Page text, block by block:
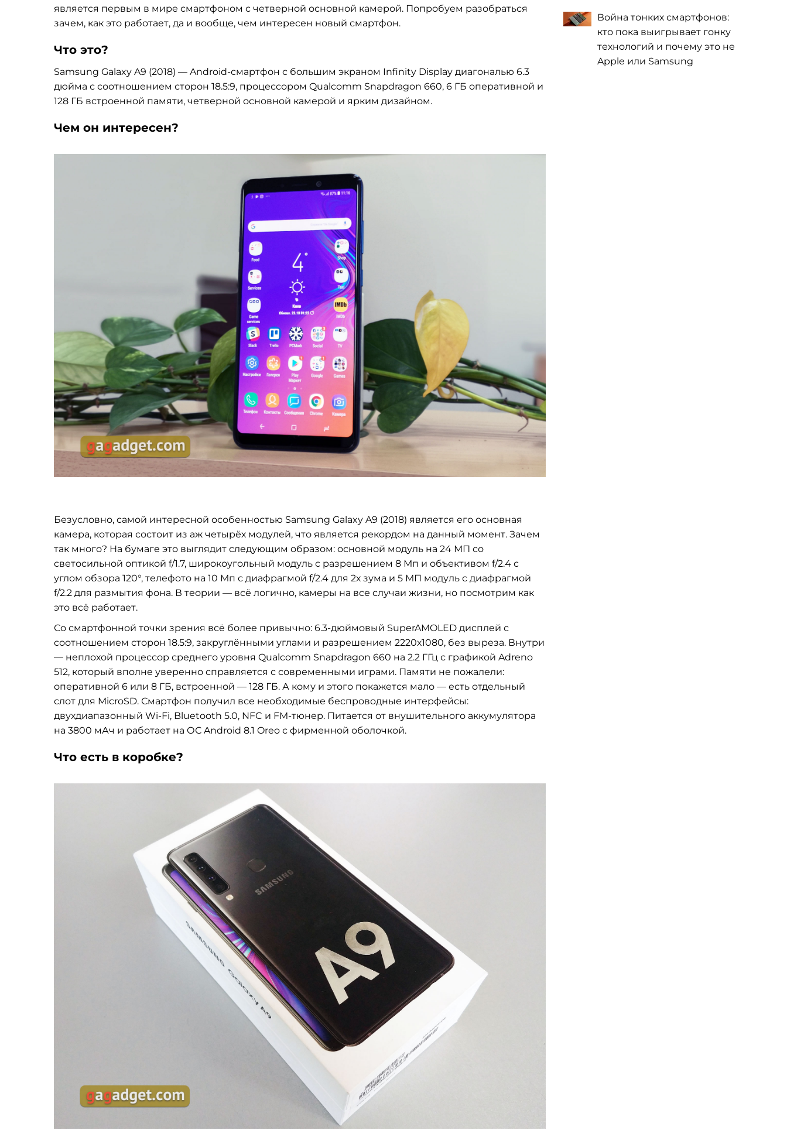
является первым в мире смартфоном с четверной основной камерой. Попробуем разобраться
зачем, как это работает, да и вообще, чем интересен новый смартфон.
Что это?
Samsung Galaxy A9 (2018) — Android-смартфон с большим экраном Infinity Display диагональю 6.3
дюйма с соотношением сторон 18.5:9, процессором Qualcomm Snapdragon 660, 6 ГБ оперативной и
128 ГБ встроенной памяти, четверной основной камерой и ярким дизайном.
Чем он интересен?
Безусловно, самой интересной особенностью Samsung Galaxy A9 (2018) является его основная
камера, которая состоит из аж четырёх модулей, что является рекордом на данный момент. Зачем
так много? На бумаге это выглядит следующим образом: основной модуль на 24 МП со
светосильной оптикой f/1.7, широкоугольный модуль с разрешением 8 Мп и объективом f/2.4 с
углом обзора 120°, телефото на 10 Мп с диафрагмой f/2.4 для 2х зума и 5 МП модуль с диафрагмой
f/2.2 для размытия фона. В теории — всё логично, камеры на все случаи жизни, но посмотрим как
это всё работает.
Со смартфонной точки зрения всё более привычно: 6.3-дюймовый SuperAMOLED дисплей с
соотношением сторон 18.5:9, закруглёнными углами и разрешением 2220х1080, без выреза. Внутри
— неплохой процессор среднего уровня Qualcomm Snapdragon 660 на 2.2 ГГц с графикой Adreno
512, который вполне уверенно справляется с современными играми. Памяти не пожалели:
оперативной 6 или 8 ГБ, встроенной — 128 ГБ. А кому и этого покажется мало — есть отдельный
слот для MicroSD. Смартфон получил все необходимые беспроводные интерфейсы:
двухдиапазонный Wi-Fi, Bluetooth 5.0, NFC и FM-тюнер. Питается от внушительного аккумулятора
на 3800 мАч и работает на ОС Android 8.1 Oreo с фирменной оболочкой.
Что есть в коробке?
Война тонких смартфонов:
кто пока выигрывает гонку
технологий и почему это не
Apple или Samsung